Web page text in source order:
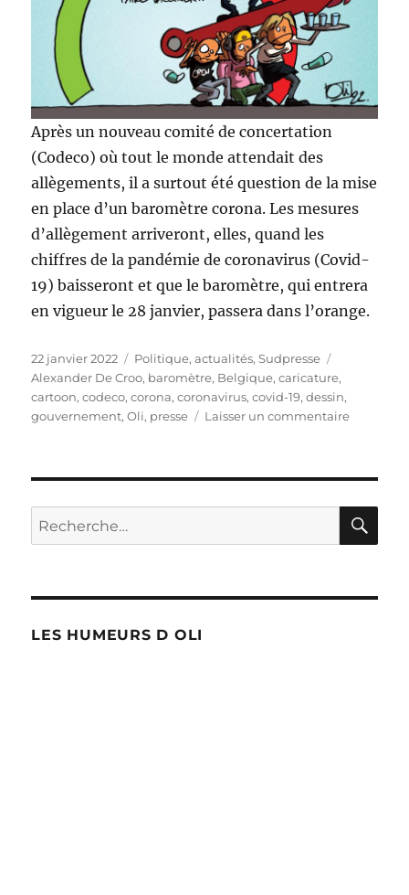
Après un nouveau comité de concertation
(Codeco) où tout le monde attendait des
allègements, il a surtout été question de la mise
en place d’un baromètre corona. Les mesures
d’allègement arriveront, elles, quand les
chiffres de la pandémie de coronavirus (Covid-
19) baisseront et que le baromètre, qui entrera
en vigueur le 28 janvier, passera dans l’orange.
Publié
le
22 janvier 2022 Catégories
Politique, actualités,Sudpresse
Alexander De Croo, baromètre, Belgique,caricature,
cartoon,codeco,corona,coronavirus,covid-19,dessin,
gouvernement,Oli, presse Laisser un commentairesur
Recherche
pour :
LES HUMEURS D OLI